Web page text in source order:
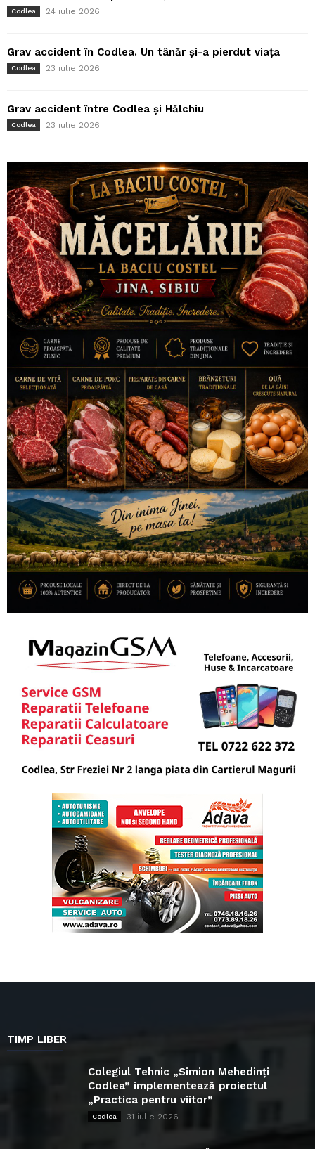
Codlea 24 iulie 2026
Grav accident în Codlea. Un tânăr și-a pierdut viața
Codlea 23 iulie 2026
Grav accident între Codlea și Hălchiu
Codlea 23 iulie 2026
TIMP LIBER
Colegiul Tehnic „Simion Mehedinți
Codlea” implementează proiectul
„Practica pentru viitor”
Codlea 31 iulie 2026